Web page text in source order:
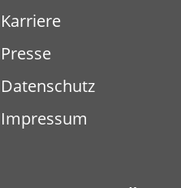
Karriere
Presse
Datenschutz
Impressum